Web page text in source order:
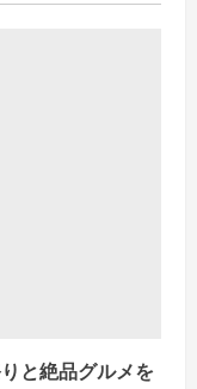
と絶品グルメを